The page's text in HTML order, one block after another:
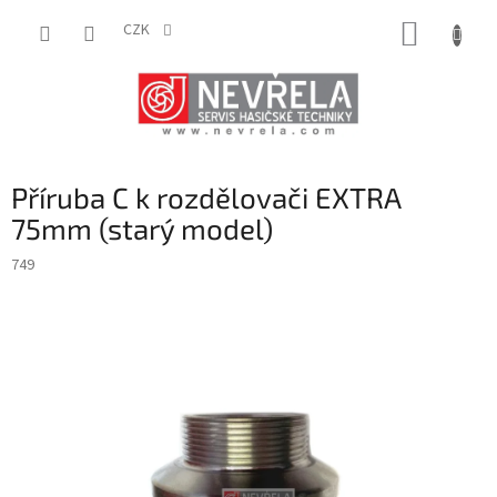
CZK
Příruba C k rozdělovači EXTRA
75mm (starý model)
749